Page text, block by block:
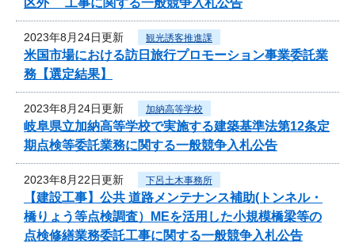
2023年8月24日更新 観光誘客推進課
米国市場における訪日旅行プロモーション事業委託業
務【選定結果】
2023年8月24日更新 加納高等学校
岐阜県立加納高等学校で実施する建築基準法第12条定
期点検等委託業務に関する一般競争入札公告
2023年8月22日更新 下呂土木事務所
【建設工事】公共 道路メンテナンス補助(トンネル・
橋りょう等点検調査）MEを活用した小規模橋梁等の
点検修繕業務委託工事に関する一般競争入札公告